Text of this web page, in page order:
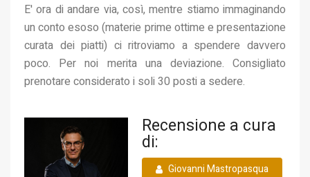
E' ora di andare via, così, mentre stiamo immaginando
un conto esoso (materie prime ottime e presentazione
curata dei piatti) ci ritroviamo a spendere davvero
poco. Per noi merita una deviazione. Consigliato
prenotare considerato i soli 30 posti a sedere.
Recensione a cura
di:
Giovanni Mastropasqua